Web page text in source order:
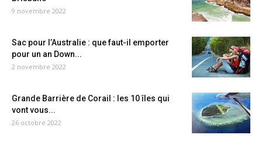
9 novembre 2022
Sac pour l’Australie : que faut-il emporter
pour un an Down...
2 novembre 2022
Grande Barrière de Corail : les 10 îles qui
vont vous...
26 octobre 2022